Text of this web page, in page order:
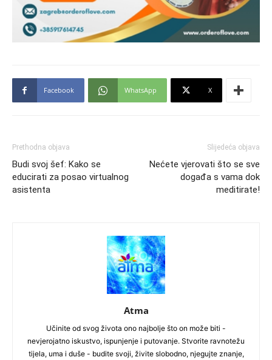
Facebook WhatsApp X
Prethodna objava
Budi svoj šef: Kako se
educirati za posao virtualnog
asistenta
Slijedeća objava
Nećete vjerovati što se sve
događa s vama dok
meditirate!
Atma
Učinite od svog života ono najbolje što on može biti -
nevjerojatno iskustvo, ispunjenje i putovanje. Stvorite ravnotežu
tijela, uma i duše - budite svoji, živite slobodno, njegujte znanje,